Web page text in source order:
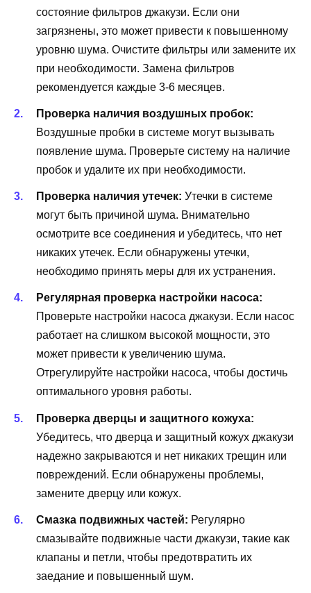
состояние фильтров джакузи. Если они
загрязнены, это может привести к повышенному
уровню шума. Очистите фильтры или замените их
при необходимости. Замена фильтров
рекомендуется каждые 3-6 месяцев.
Проверка наличия воздушных пробок:
Воздушные пробки в системе могут вызывать
появление шума. Проверьте систему на наличие
пробок и удалите их при необходимости.
Проверка наличия утечек: Утечки в системе
могут быть причиной шума. Внимательно
осмотрите все соединения и убедитесь, что нет
никаких утечек. Если обнаружены утечки,
необходимо принять меры для их устранения.
Регулярная проверка настройки насоса:
Проверьте настройки насоса джакузи. Если насос
работает на слишком высокой мощности, это
может привести к увеличению шума.
Отрегулируйте настройки насоса, чтобы достичь
оптимального уровня работы.
Проверка дверцы и защитного кожуха:
Убедитесь, что дверца и защитный кожух джакузи
надежно закрываются и нет никаких трещин или
повреждений. Если обнаружены проблемы,
замените дверцу или кожух.
Смазка подвижных частей: Регулярно
смазывайте подвижные части джакузи, такие как
клапаны и петли, чтобы предотвратить их
заедание и повышенный шум.